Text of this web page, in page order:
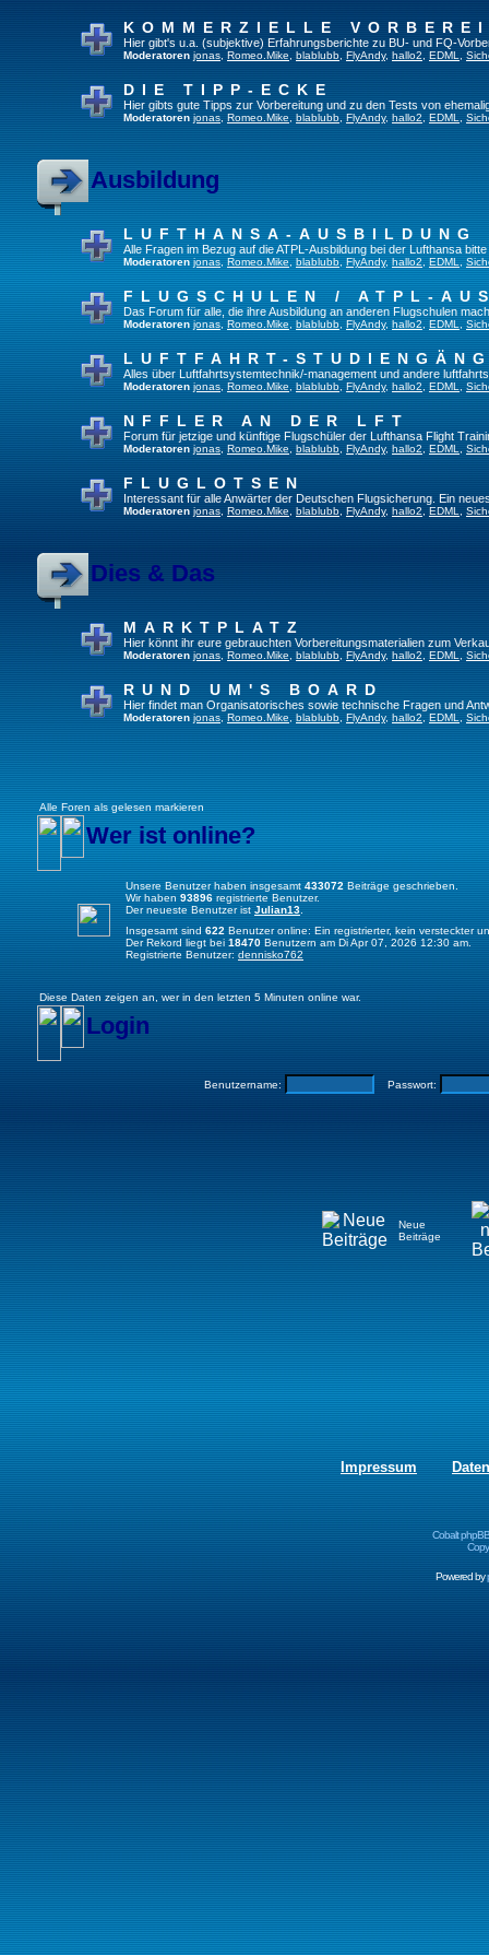
KOMMERZIELLE
Hier gibt's u.a. (subjektive) Erfahrungsberichte zu BU- und FQ-
Moderatoren jonas Romeo.Mike blablubb FlyAndy, hallo2 EDML
DIE TIPP-ECKE
Hier gibts gute Tipps zur Vorbereitung und zu den Tests von
Moderatoren jonas Romeo.Mike blablubb FlyAndy, hallo2 EDML
Ausbildung
LUFTHANSA-AUSBILDUNG
Alle Fragen im Bezug auf die ATPL-Ausbildung bei der Lufthansa
Moderatoren jonas Romeo.Mike blablubb FlyAndy, hallo2 EDML
FLUGSCHULEN / ATPL-
Das Forum für alle, die ihre Ausbildung an anderen Flugschulen
Moderatoren jonas Romeo.Mike blablubb FlyAndy, hallo2 EDML
LUFTFAHRT-
Alles über Luftfahrtsystemtechnik/-management und andere
Moderatoren jonas Romeo.Mike blablubb FlyAndy, hallo2 EDML
NFFLER AN DER LFT
Forum für jetzige und künftige Flugschüler der Lufthansa Flight
Moderatoren jonas Romeo.Mike blablubb FlyAndy, hallo2 EDML
FLUGLOTSEN
Interessant für alle Anwärter der Deutschen Flugsicherung. Ein
Moderatoren jonas Romeo.Mike blablubb FlyAndy, hallo2 EDML
Dies & Das
MARKTPLATZ
Hier könnt ihr eure gebrauchten Vorbereitungsmaterialien zum
Moderatoren jonas Romeo.Mike blablubb FlyAndy, hallo2 EDML
RUND UM'S BOARD
Hier findet man Organisatorisches sowie technische Fragen und
Moderatoren jonas Romeo.Mike blablubb FlyAndy, hallo2 EDML
Alle Foren als gelesen markieren
Wer ist online?
Unsere Benutzer haben insgesamt 433072 Beiträge geschrieben.
Wir haben 93896 registrierte Benutzer.
Der neueste Benutzer ist Julian13
Insgesamt sind 622 Benutzer online: Ein registrierter, kein versteckter
Der Rekord liegt bei 18470 Benutzern am Di Apr 07, 2026 12:30 am.
Registrierte Benutzer: dennisko762
Diese Daten zeigen an, wer in den letzten 5 Minuten online war.
Login
Benutzername: Passwort:
Neue
Beiträge
Impressum
Cobalt
Powered by